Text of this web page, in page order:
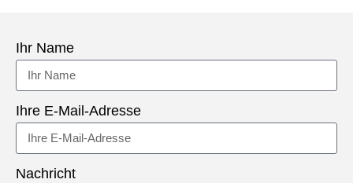
Ihr Name
Ihre E-Mail-Adresse
Nachricht